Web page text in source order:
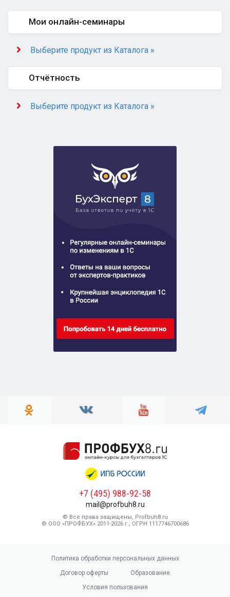
Мои онлайн-семинары
Выберите продукт из Каталога »
Отчётность
Выберите продукт из Каталога »
+7 (495) 988-92-58
mail@profbuh8.ru
© Все права защищены, Profbuh8.ru
© ООО «ПРОФБУХ» 2011-2026 г., ОГРН 1117746700686
Политика обработки персональных данных
Договор оферты
Образование
Условия пользования